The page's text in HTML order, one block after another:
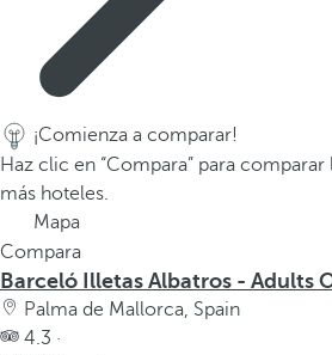
m
e
r
o
p
c
i
¡Comienza a comparar!
Haz clic en “Compara” para
más hoteles.
Mapa
Compara
Barceló Illetas Albatros - Adults
Palma de Mallorca, Spain
4.3 ·